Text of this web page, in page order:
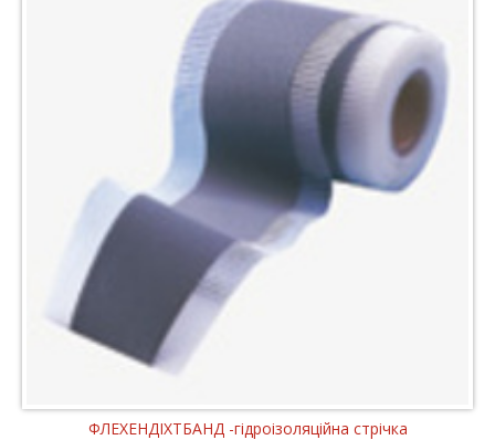
ФЛЕХЕНДІХТБАНД -гідроізоляційна стрічка